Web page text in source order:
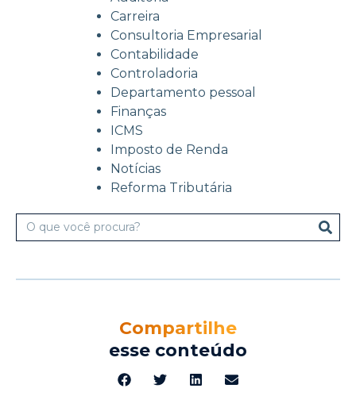
Carreira
Consultoria Empresarial
Contabilidade
Controladoria
Departamento pessoal
Finanças
ICMS
Imposto de Renda
Notícias
Reforma Tributária
Compartilhe
esse conteúdo